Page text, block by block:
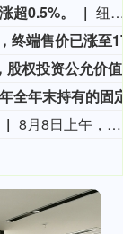
超0.5%。
纽约原油暗盘突破77美元
8月8日上午，全球财富管理论坛在京召开“地方国有存量资产盘活进展、难点与策略”课题研讨会，楼继伟出席会议并做总结发言。楼继伟在发言中表示，盘活国有资产既是近期的当务之急，也是一项长期性的战略任务。当前我国GDP平减指数阶段性承压走低，财政维持紧平衡格局的压力持续攀升；我国税收结构以间接税为主体，税收收入增速显著弱于名义GDP增速，财政内生增收动能受限。叠加土地财政收入大幅收缩，地方隐性债务化解、长期限国债常态化发行带来的利息支出刚性上涨，收支两端压力持续凸显。综合多重现实约束来看，国有存量资产盘活并非短期应急手段，而是一项需要常态化、长效化推进的重点工作。（全球财富管理论坛）